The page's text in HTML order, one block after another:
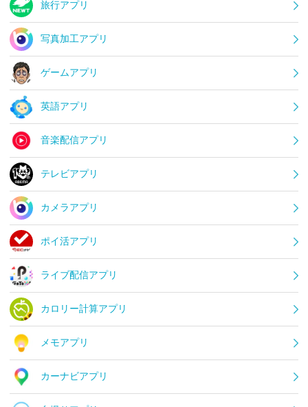
旅行アプリ
写真加工アプリ
ゲームアプリ
英語アプリ
音楽配信アプリ
テレビアプリ
カメラアプリ
ポイ活アプリ
ライブ配信アプリ
カロリー計算アプリ
メモアプリ
カーナビアプリ